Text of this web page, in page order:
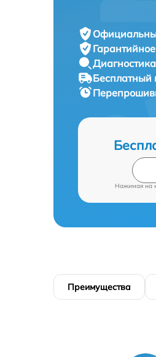
Бесплатный
Нажимая на
Преимущества